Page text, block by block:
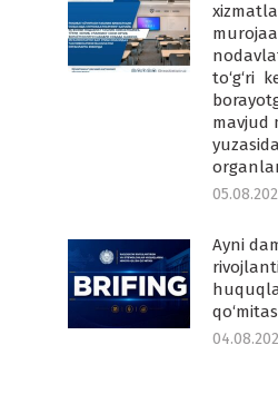
to‘g‘ri
mavjud
Ayni